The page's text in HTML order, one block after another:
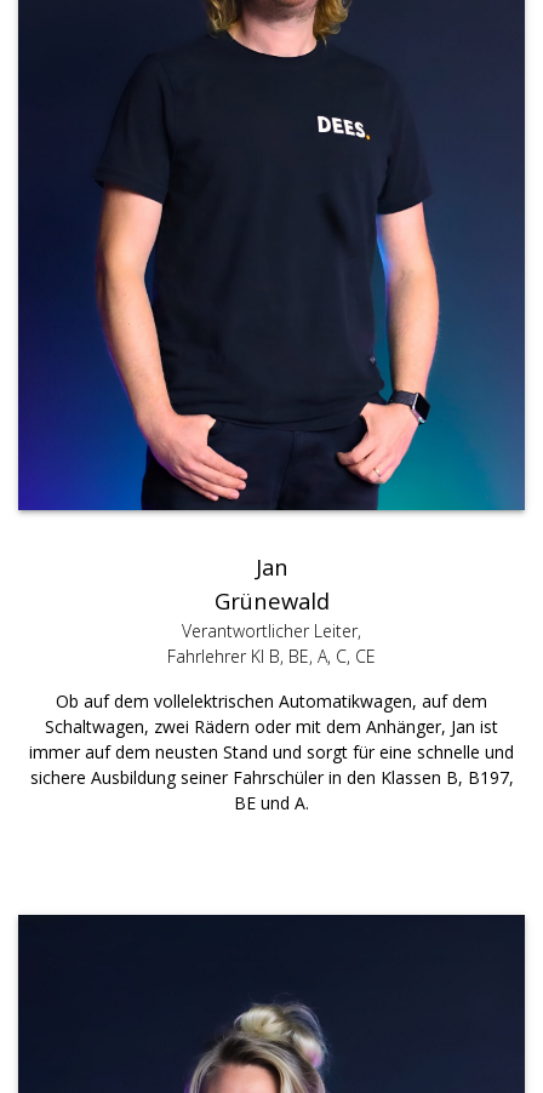
Jan
Grünewald
Verantwortlicher Leiter,
Fahrlehrer Kl B, BE, A, C, CE
Ob auf dem vollelektrischen Automatikwagen, auf dem
Schaltwagen, zwei Rädern oder mit dem Anhänger, Jan ist
immer auf dem neusten Stand und sorgt für eine schnelle und
sichere Ausbildung seiner Fahrschüler in den Klassen B, B197,
BE und A.